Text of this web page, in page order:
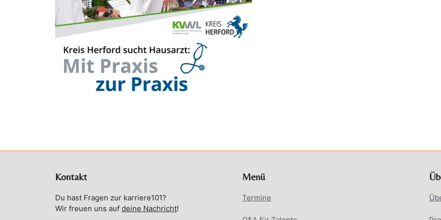
Kontakt
Du hast Fragen zur karriere101?
Wir freuen uns auf deine Nachricht!
Menü
Termine